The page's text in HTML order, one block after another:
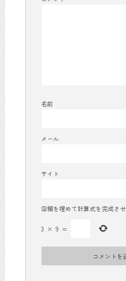
名前
メール
サイト
空欄を埋めて計算式を完成させ
3 × 9 =